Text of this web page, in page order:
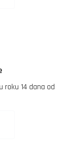
roku 14 dana od